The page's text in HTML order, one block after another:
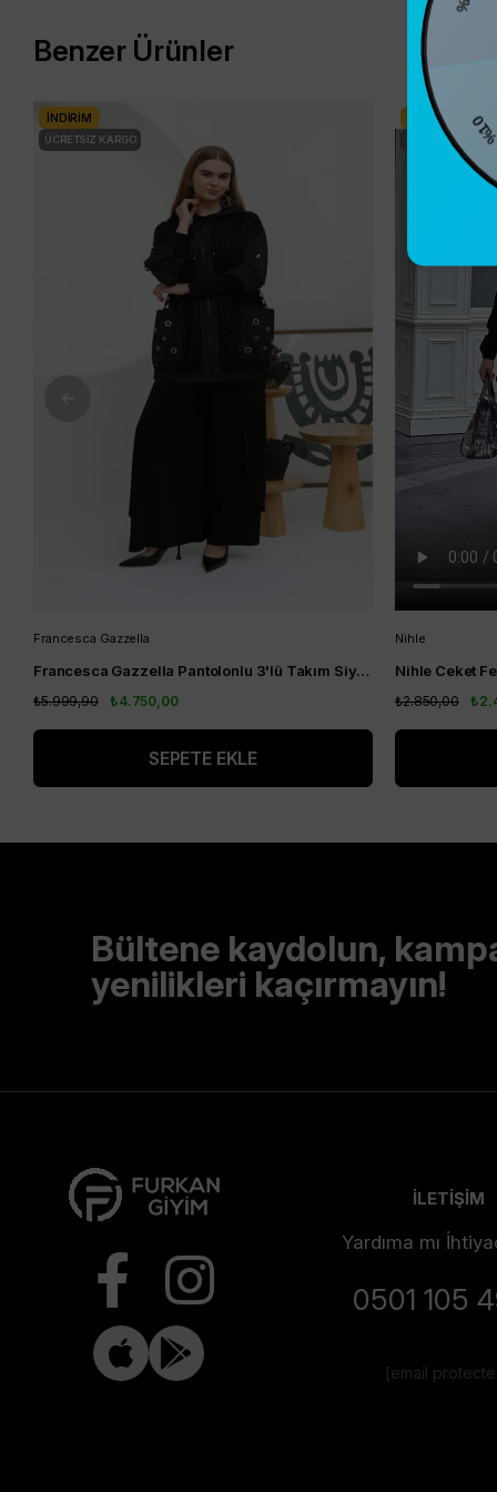
Benzer Ürünler
Francesca Gazzella
Francesca Gazzella Pantolonlu 3'lü Takım Siyah
₺4.750,00
₺5.999,90
SEPETE EKLE
İNDIRIM
ÜCRETSIZ KARGO
Nihle
₺2.850,00
İNDIRIM
ÜCRETSIZ KARGO
Bültene kaydolun,
yenilikleri kaçırmayın!
İLETİŞİM
Yardıma mı
0501 105
[email